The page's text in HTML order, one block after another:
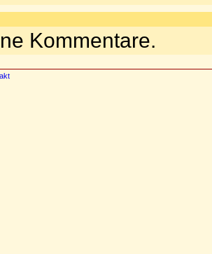
Kommentare.